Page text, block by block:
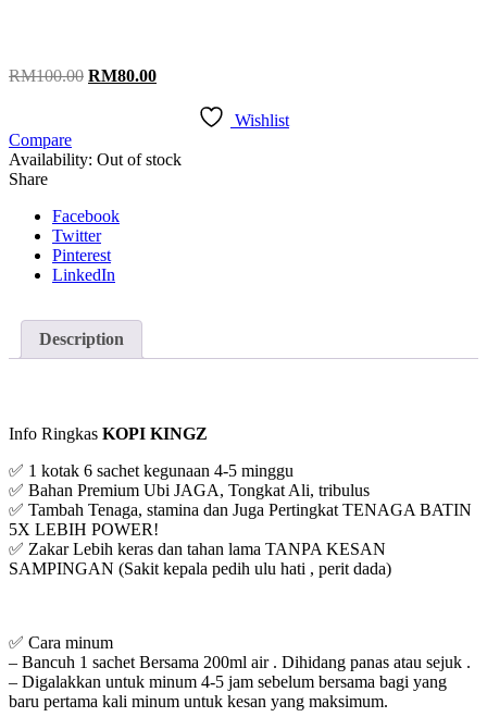
RM100.00 Original
RM80.00Current
RM80.00.
Wishlist
Compare
Availability: Out of stock
Share
Facebook
Twitter
Pinterest
LinkedIn
Description
Info Ringkas KOPI KINGZ
✅ 1 kotak 6 sachet kegunaan 4-5 minggu
✅ Bahan Premium Ubi JAGA, Tongkat Ali, tribulus
✅ Tambah Tenaga, stamina dan Juga Pertingkat TENAGA BATIN
5X LEBIH POWER!
✅ Zakar Lebih keras dan tahan lama TANPA KESAN
SAMPINGAN (Sakit kepala pedih ulu hati , perit dada)
✅ Cara minum
– Bancuh 1 sachet Bersama 200ml air . Dihidang panas atau sejuk .
– Digalakkan untuk minum 4-5 jam sebelum bersama bagi yang
baru pertama kali minum untuk kesan yang maksimum.